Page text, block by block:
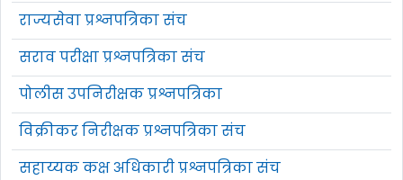
राज्यसेवा प्रश्नपत्रिका संच
सराव परीक्षा प्रश्नपत्रिका संच
पोलीस उपनिरीक्षक प्रश्नपत्रिका
विक्रीकर निरीक्षक प्रश्नपत्रिका संच
सहाय्यक कक्ष अधिकारी प्रश्नपत्रिका संच